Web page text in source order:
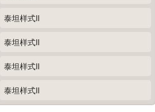
泰坦样式Ⅱ
泰坦样式Ⅱ
泰坦样式Ⅱ
泰坦样式Ⅱ